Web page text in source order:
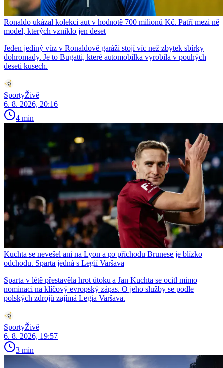
Ronaldo ukázal kolekci aut v hodnotě 700 milionů Kč. Patří mezi ně
model, kterých vzniklo jen deset
Jeden jediný vůz v Ronaldově garáži stojí víc než zbytek sbírky
dohromady. Je to Bugatti, které automobilka vyrobila v pouhých
deseti kusech.
SportyŽivě
6. 8. 2026, 20:16
4 min
Kuchta se nevešel ani na Lyon a po příchodu Brunese je blízko
odchodu. Sparta jedná s Legií Varšava
Sparta v létě přestavěla hrot útoku a Jan Kuchta se ocitl mimo
nominaci na klíčový evropský zápas. O jeho služby se podle
polských zdrojů zajímá Legia Varšava.
SportyŽivě
6. 8. 2026, 19:57
3 min